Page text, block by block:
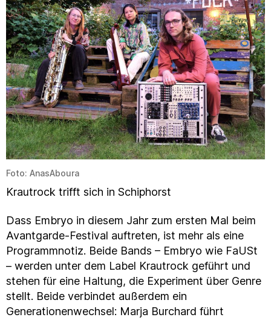
Foto: AnasAboura
Krautrock trifft sich in Schiphorst
Dass Embryo in diesem Jahr zum ersten Mal beim
Avantgarde-Festival auftreten, ist mehr als eine
Programmnotiz. Beide Bands – Embryo wie FaUSt
– werden unter dem Label Krautrock geführt und
stehen für eine Haltung, die Experiment über Genre
stellt. Beide verbindet außerdem ein
Generationenwechsel: Marja Burchard führt